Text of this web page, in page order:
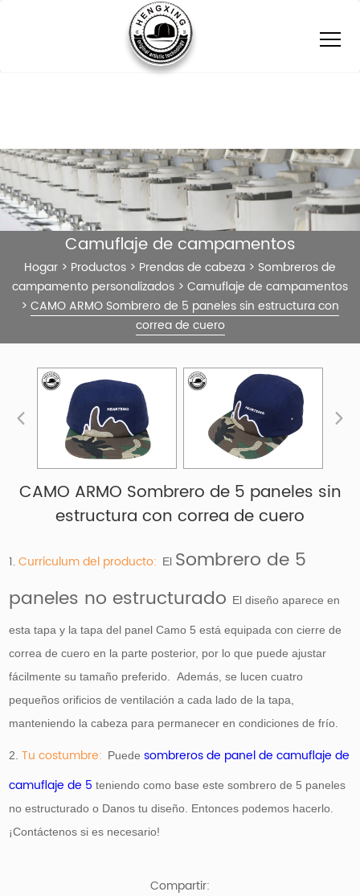
Camuflaje de campamentos
Hogar > Productos > Prendas de cabeza > Sombreros de
campamento personalizados > Camuflaje de campamentos
> CAMO ARMO Sombrero de 5 paneles sin estructura con
correa de cuero
CAMO ARMO Sombrero de 5 paneles sin
estructura con correa de cuero
1.Currículum del producto: El Sombrero de 5
paneles no estructurado El diseño aparece en
esta tapa y la tapa del panel Camo 5 está equipada con cierre de
correa de cuero en la parte posterior, por lo que puede ajustar
fácilmente su tamaño preferido. Además, se lucen cuatro
pequeños orificios de ventilación a cada lado de la tapa,
manteniendo la cabeza para permanecer en condiciones de frío.
2.Tu costumbre: Puedesombreros de panel de camuflaje de
camuflaje de 5 teniendo como base este sombrero de 5 paneles
no estructurado o Danos tu diseño. Entonces podemos hacerlo.
¡Contáctenos si es necesario!
Compartir: